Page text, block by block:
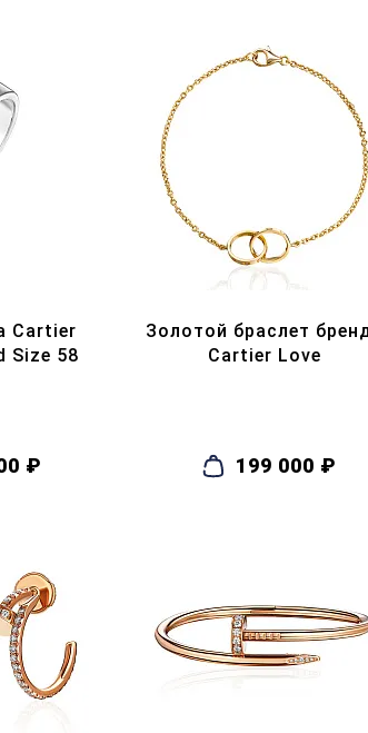
Cartier
Size 58
₽
Золотой браслет
Cartier Love
199 000 ₽